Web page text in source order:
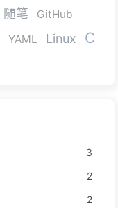
随笔 GitHub
YAML Linux C
3
2
2